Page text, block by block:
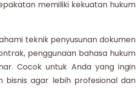
memiliki kekuatan hukum
teknik penyusunan dokumen
penggunaan bahasa hukum
Cocok untuk Anda yang ingin
bisnis agar lebih profesional dan